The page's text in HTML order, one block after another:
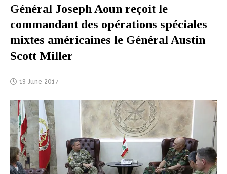
Général Joseph Aoun reçoit le
commandant des opérations spéciales
mixtes américaines le Général Austin
Scott Miller
13 June 2017